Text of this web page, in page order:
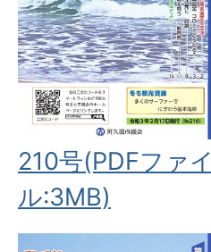
210号(PDFファイ
ル:3MB)